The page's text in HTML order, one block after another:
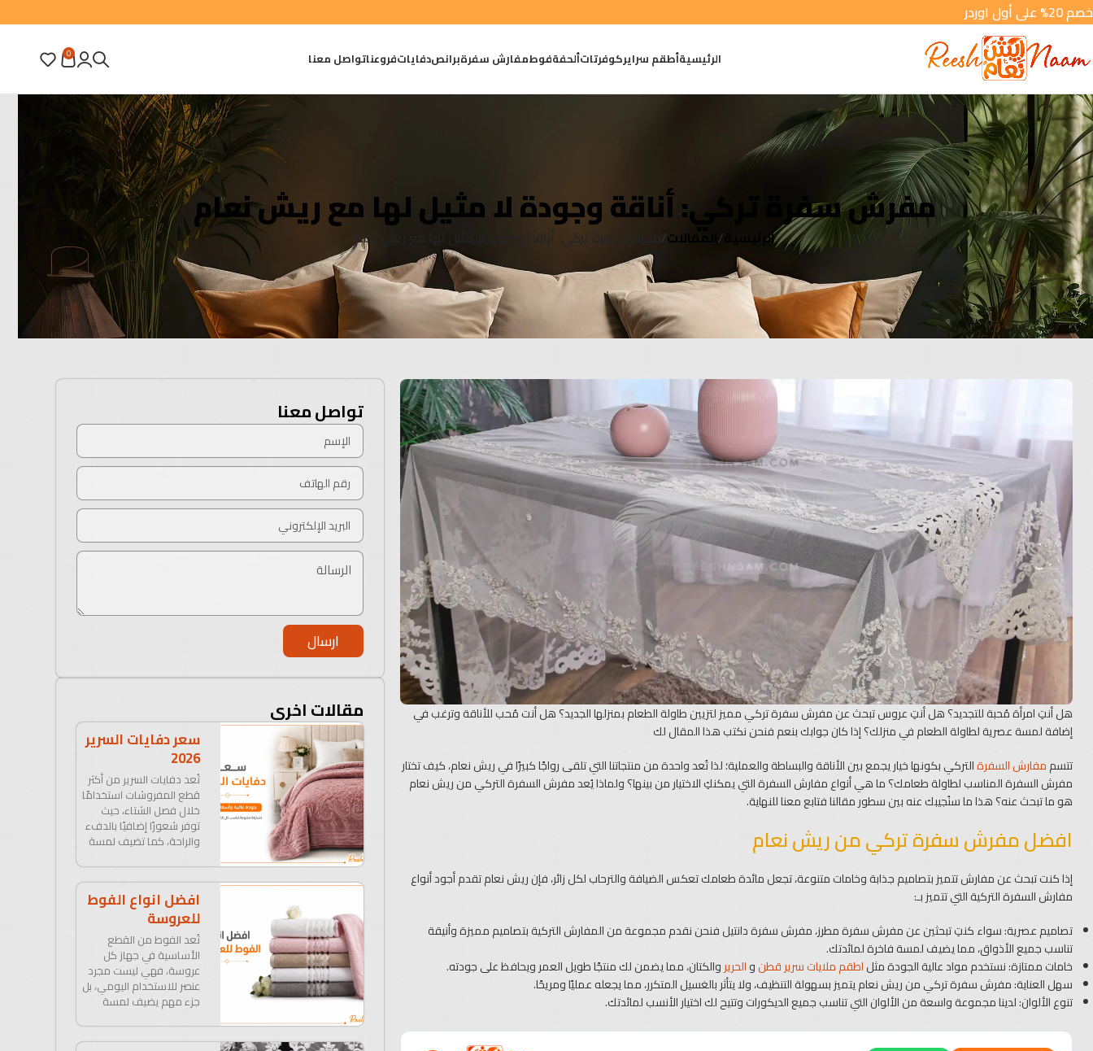
خصم 20% على أول اوردر
الرئيسيةأطقم سرايركوفرتاتألحفةفوطمفارش سفرةبرانصدفاياتفروعناتواصل معنا 0
مفرش سفرة تركي: أناقة وجودة لا مثيل لها مع ريش نعام
الرئيسية المقالات مفرش سفرة تركي: أناقة وجودة لا مثيل لها مع ريش نعام
تواصل معنا
ارسال
مقالات اخرى
سعر دفايات السرير
2026
تُعد دفايات السرير من أكثر
قطع المفروشات استخدامًا
خلال فصل الشتاء، حيث
توفر شعورًا إضافيًا بالدفء
والراحة، كما تضيف لمسة
افضل انواع الفوط
للعروسة
تُعد الفوط من القطع
الأساسية في جهاز كل
عروسة، فهي ليست مجرد
عنصر للاستخدام اليومي، بل
جزء مهم يضيف لمسة
هل أنتِ امرأة مُحبة للتجديد؟ هل أنتِ عروس تبحث عن مفرش سفرة تركي مميز لتزيين طاولة الطعام بمنزلها الجديد؟ هل أنت مُحب للأناقة وترغب في
إضافة لمسة عصرية لطاولة الطعام في منزلك؟ إذا كان جوابك بنعم فنحن نكتب هذا المقال لك
تتسممفارش السفرةالتركي بكونها خيار يجمع بين الأناقة والبساطة والعملية؛ لذا تُعد واحدة من منتجاتنا التي تلقى رواجًا كبيرًا في ريش نعام، كيف تختار
مفرش السفرة المناسب لطاولة طعامك؟ ما هي أنواع مفارش السفرة التي يمكنكِ الاختيار من بينها؟ ولماذا يُعد مفرش السفرة التركي من ريش نعام
هو ما تبحث عنه؟ هذا ما سنُجيبك عنه بين سطور مقالنا فتابع معنا للنهاية.
افضل مفرش سفرة تركي من ريش نعام
إذا كنت تبحث عن مفارش تتميز بتصاميم جذابة وخامات متنوعة، تجعل مائدة طعامك تعكس الضيافة والترحاب لكل زائر، فإن ريش نعام تقدم أجود أنواع
مفارش السفرة التركية التي تتميز بـ:
تصاميم عصرية: سواء كنتِ تبحثين عن مفرش سفرة مطرز، مفرش سفرة دانتيل فنحن نقدم مجموعة من المفارش التركية بتصاميم مميزة وأنيقة
تناسب جميع الأذواق، مما يضيف لمسة فاخرة لمائدتك.
خامات ممتازة: نستخدم مواد عالية الجودة مثلاطقم ملايات سرير قطنوالحريروالكتان، مما يضمن لك منتجًا طويل العمر ويحافظ على جودته.
سهل العناية: مفرش سفرة تركي من ريش نعام يتميز بسهولة التنظيف، ولا يتأثر بالغسيل المتكرر، مما يجعله عمليًا ومريحًا.
تنوع الألوان: لدينا مجموعة واسعة من الألوان التي تناسب جميع الديكورات وتتيح لك اختيار الأنسب لمائدتك.